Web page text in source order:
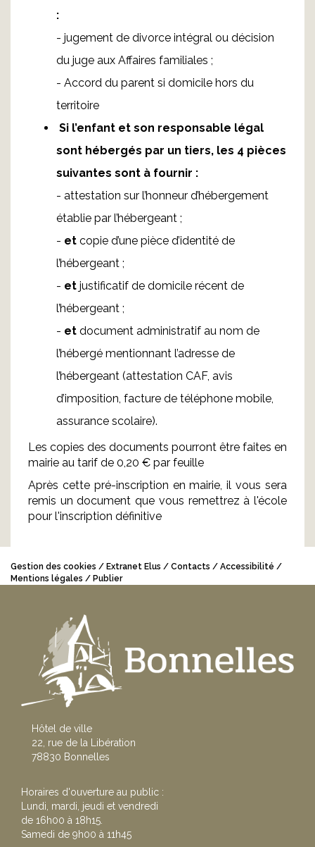
:
- jugement de divorce intégral ou décision
du juge aux Affaires familiales ;
- Accord du parent si domicile hors du
territoire
Si l’enfant et son responsable légal
sont hébergés par un tiers, les 4 pièces
suivantes sont à fournir :
- attestation sur l’honneur d’hébergement
établie par l’hébergeant ;
- et copie d’une pièce d’identité de
l’hébergeant ;
- et justificatif de domicile récent de
l’hébergeant ;
- et document administratif au nom de
l’hébergé mentionnant l’adresse de
l’hébergeant (attestation CAF, avis
d’imposition, facture de téléphone mobile,
assurance scolaire).
Les copies des documents pourront être faites en
mairie au tarif de 0,20 € par feuille
Après cette pré-inscription en mairie, il vous sera
remis un document que vous remettrez à l'école
pour l'inscription définitive
Gestion des cookies Extranet Elus Contacts
Accessibilité
Mentions légales
Publier
Hôtel de ville
22, rue de la Libération
78830 Bonnelles
Horaires d'ouverture au public :
Lundi, mardi, jeudi et vendredi
de 16h00 à 18h15.
Samedi de 9h00 à 11h45